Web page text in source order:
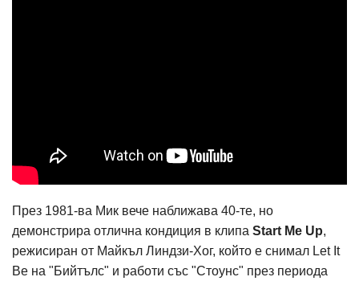
През 1981-ва Мик вече наближава 40-те, но
демонстрира отлична кондиция в клипа Start Me Up,
режисиран от Майкъл Линдзи-Хог, който е снимал Let It
Be на "Бийтълс" и работи със "Стоунс" през периода